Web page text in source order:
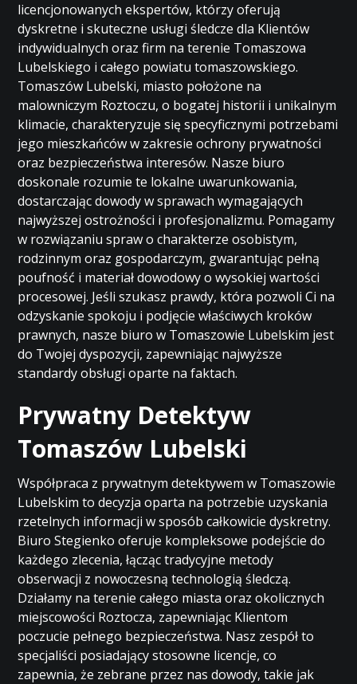
licencjonowanych ekspertów, którzy oferują
dyskretne i skuteczne usługi śledcze dla Klientów
indywidualnych oraz firm na terenie Tomaszowa
Lubelskiego i całego powiatu tomaszowskiego.
Tomaszów Lubelski, miasto położone na
malowniczym Roztoczu, o bogatej historii i unikalnym
klimacie, charakteryzuje się specyficznymi potrzebami
jego mieszkańców w zakresie ochrony prywatności
oraz bezpieczeństwa interesów. Nasze biuro
doskonale rozumie te lokalne uwarunkowania,
dostarczając dowody w sprawach wymagających
najwyższej ostrożności i profesjonalizmu. Pomagamy
w rozwiązaniu spraw o charakterze osobistym,
rodzinnym oraz gospodarczym, gwarantując pełną
poufność i materiał dowodowy o wysokiej wartości
procesowej. Jeśli szukasz prawdy, która pozwoli Ci na
odzyskanie spokoju i podjęcie właściwych kroków
prawnych, nasze biuro w Tomaszowie Lubelskim jest
do Twojej dyspozycji, zapewniając najwyższe
standardy obsługi oparte na faktach.
Prywatny Detektyw
Tomaszów Lubelski
Współpraca z prywatnym detektywem w Tomaszowie
Lubelskim to decyzja oparta na potrzebie uzyskania
rzetelnych informacji w sposób całkowicie dyskretny.
Biuro Stegienko oferuje kompleksowe podejście do
każdego zlecenia, łącząc tradycyjne metody
obserwacji z nowoczesną technologią śledczą.
Działamy na terenie całego miasta oraz okolicznych
miejscowości Roztocza, zapewniając Klientom
poczucie pełnego bezpieczeństwa. Nasz zespół to
specjaliści posiadający stosowne licencje, co
zapewnia, że zebrane przez nas dowody, takie jak